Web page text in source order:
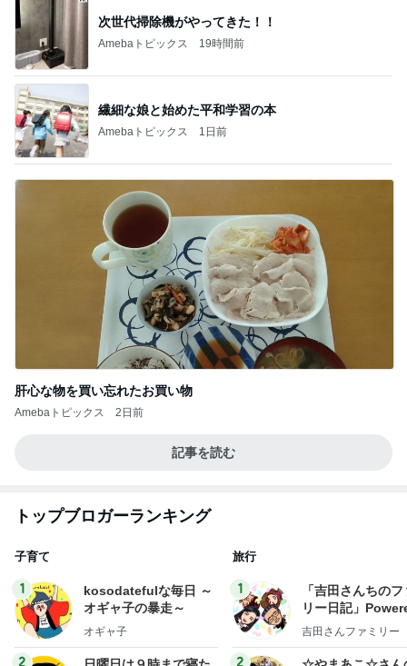
次世代掃除機がやってきた！！
Amebaトピックス 19時間前
繊細な娘と始めた平和学習の本
Amebaトピックス 1日前
肝心な物を買い忘れたお買い物
Amebaトピックス 2日前
記事を読む
トップブロガーランキング
子育て
1
kosodatefulな毎日 ～
オギャ子の暴走～
オギャ子
2
旅行
1
「吉田さんちの
リー日記」
y Ameba 吉田さ
ログ
吉田さんファミリー
2